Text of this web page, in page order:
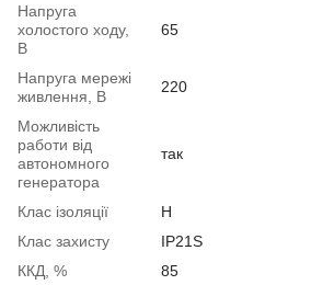
Напруга
холостого ходу,
В
65
Напруга мережі
живлення, В
220
Можливість
работи від
автономного
генератора
так
Клас ізоляції
Н
Клас захисту
IP21S
ККД, %
85